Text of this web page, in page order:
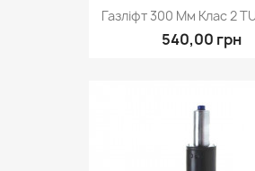
Газліфт 300 Мм Клас 2
540,00 грн